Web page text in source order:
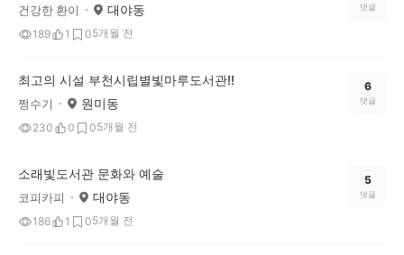
건강한 환이 대야동
189 1 05개월 전
댓글
최고의 시설 부천시립별빛마루도서관!!
쩡수기 원미동
230 0 05개월 전
6
댓글
소래빛도서관 문화와 예술
코피카피 대야동
186 1 05개월 전
5
댓글